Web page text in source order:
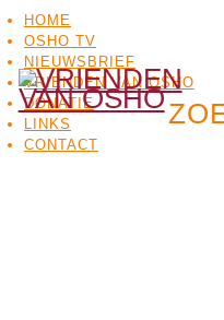
HOME
OSHO TV
NIEUWSBRIEF
VRIENDEN VAN OSHO
DONATIE
LINKS
CONTACT